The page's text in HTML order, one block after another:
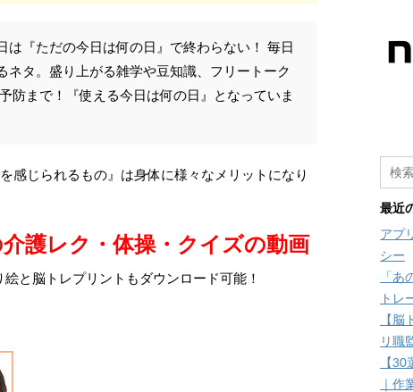
は『ただの今日は何の日』で終わらない！ 毎日
ネタ。盛り上がる雑学や豆知識、フリートーク
防まで！『使える今日は何の日』となっていま
感じられるもの』は身体に様々なメリットになり
護レク・体操・クイズの動画
と脳トレプリントもダウンロード可能！
最近
アプ
シー
「
トレ
【
リ職
【
｜作